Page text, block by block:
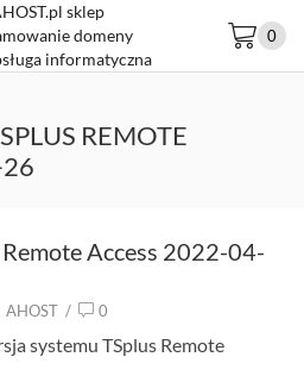
0
REMOTE
Access 2022-04-
AHOST / 0
systemu TSplus Remote